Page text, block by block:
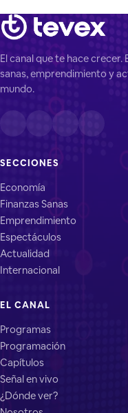
El canal que te hace crecer.
sanas, emprendimiento y
mundo.
SECCIONES
Economía
Finanzas Sanas
Emprendimiento
Espectáculos
Actualidad
Internacional
EL CANAL
Programas
Programación
Capítulos
Señal en vivo
¿Dónde ver?